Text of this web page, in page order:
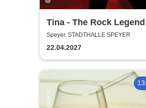
Tina - The Rock Legend
Speyer, STADTHALLE SPEYER
22.04.2027